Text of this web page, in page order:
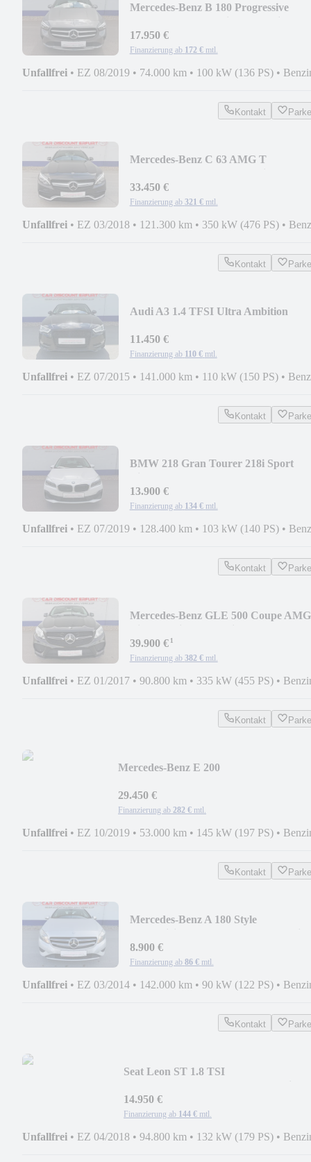
Mercedes-Benz B 180 Progressive
17.950 €
Finanzierung ab 172 € mtl.
Unfallfrei • EZ 08/2019 • 74.000 km • 100 kW (136 PS) •
Kontakt
Mercedes-Benz C 63 AMG T
33.450 €
Finanzierung ab 321 € mtl.
Unfallfrei • EZ 03/2018 • 121.300 km • 350 kW (476 PS) •
Kontakt
Audi A3 1.4 TFSI Ultra Ambition
11.450 €
Finanzierung ab 110 € mtl.
Unfallfrei • EZ 07/2015 • 141.000 km • 110 kW (150 PS) •
Kontakt
BMW 218 Gran Tourer 218i Sport
13.900 €
Finanzierung ab 134 € mtl.
Unfallfrei • EZ 07/2019 • 128.400 km • 103 kW (140 PS) •
Kontakt
Mercedes-Benz GLE 500 Coupe AMG
39.900 €¹
Finanzierung ab 382 € mtl.
Unfallfrei • EZ 01/2017 • 90.800 km • 335 kW (455 PS) •
Kontakt
Mercedes-Benz E 200
fach ber
29.450 €
Finanzierung ab 282 € mtl.
Unfallfrei • EZ 10/2019 • 53.000 km • 145 kW (197 PS) •
Kontakt
Mercedes-Benz A 180 Style
8.900 €
Finanzierung ab 86 € mtl.
Unfallfrei • EZ 03/2014 • 142.000 km • 90 kW (122 PS) •
Kontakt
Seat Leon ST 1.8 TSI
14.950 €
Finanzierung ab 144 € mtl.
Unfallfrei • EZ 04/2018 • 94.800 km • 132 kW (179 PS) •